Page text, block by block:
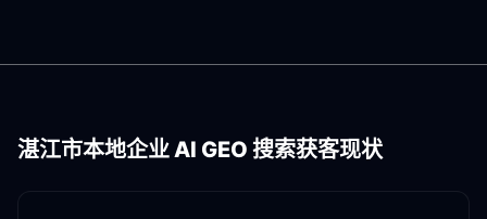
湛江市本地企业 AI GEO 搜索获客现状